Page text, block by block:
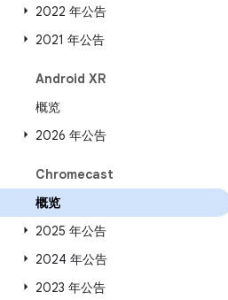
2022 年公告
2021 年公告
Android XR
概览
2026 年公告
Chromecast
概览
2025 年公告
2024 年公告
2023 年公告